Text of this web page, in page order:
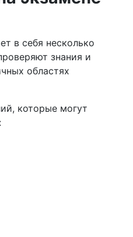
в себя несколько
знания и
областях
которые могут